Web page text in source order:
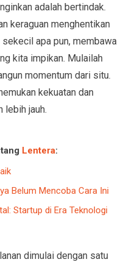
adalah bertindak.
keraguan menghentikan
apa pun, membawa
kita impikan. Mulailah
momentum dari situ.
kekuatan dan
lebih jauh.
Lentera:
Belum Mencoba Cara Ini
Startup di Era Teknologi
dimulai dengan satu